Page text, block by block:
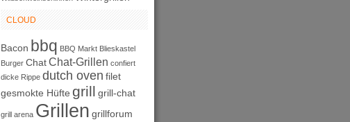
CLOUD
Bacon bbq BBQ Markt Blieskastel
Burger ChatChat-Grillen confiert
dicke Rippe dutch oven filet
gesmokte Hüfte grill grill-chat
grill arena Grillen grillforum